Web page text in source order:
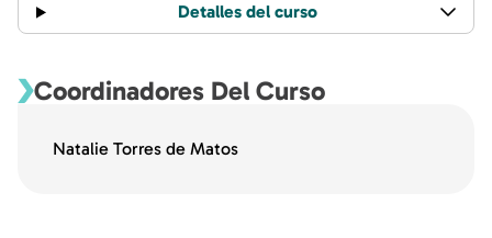
Detalles del curso
Coordinadores Del Curso
Natalie Torres de Matos